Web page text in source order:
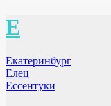
Е
Екатеринбург
Елец
Ессентуки